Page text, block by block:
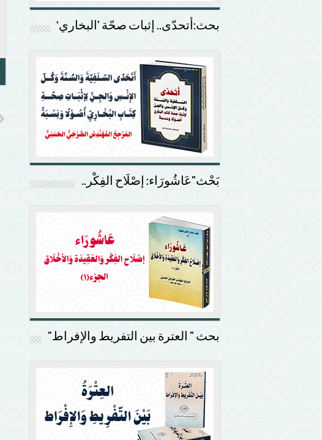
بحث:أتحدّى.. إثبات صحّة ’البخاري‘
بَحْث”عَاشُورَاء: إصْلَاح الفِكْر..
بحث ” العترة بين التفريط والإفراط”